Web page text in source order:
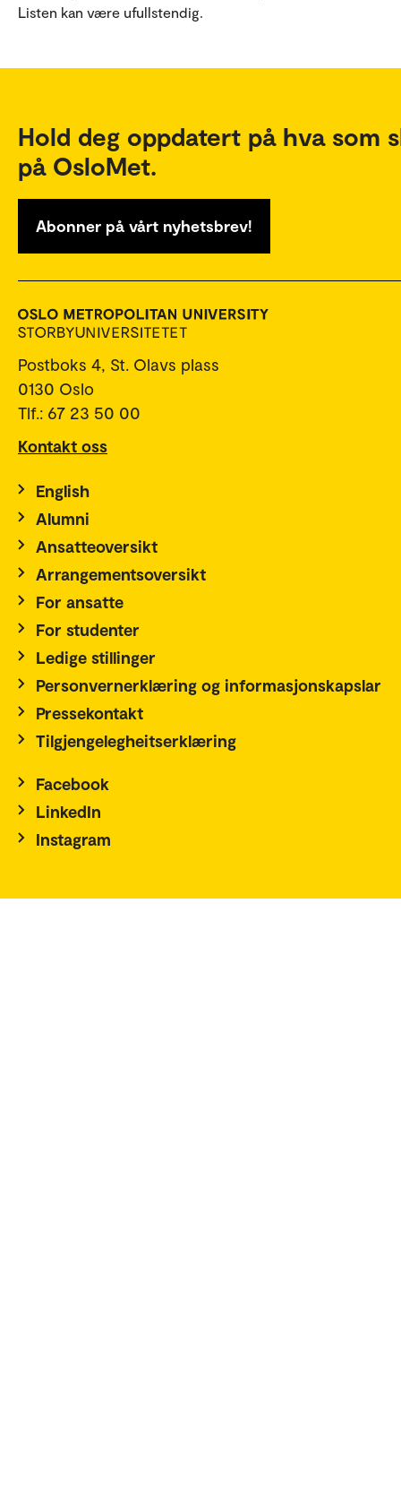
Listen kan være ufullstendig.
Hold deg oppdatert på hva som
på OsloMet.
Abonner på vårt nyhetsbrev!
Postboks 4, St. Olavs plass
0130 Oslo
Tlf.: 67 23 50 00
Kontakt oss
English
Alumni
Ansatteoversikt
Arrangementsoversikt
For ansatte
For studenter
Ledige stillinger
Personvernerklæring og informasjonskapslar
Pressekontakt
Tilgjengelegheitserklæring
Facebook
LinkedIn
Instagram